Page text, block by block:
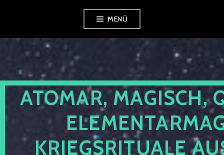
springen
MENÜ
ATOMAR, MAGISCH,
KRIEGSRITUALE